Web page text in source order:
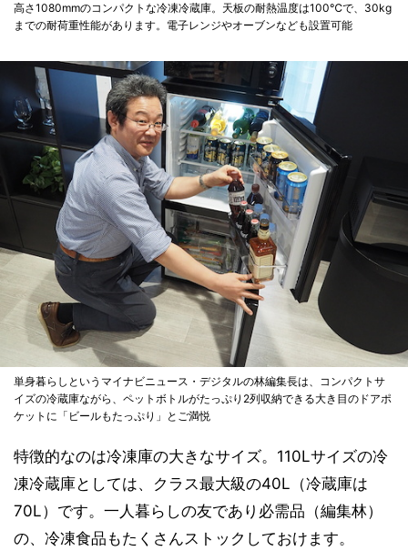
高さ1080mmのコンパクトな冷凍冷蔵庫。天板の耐熱温度は100℃で、30kg
までの耐荷重性能があります。電子レンジやオーブンなども設置可能
単身暮らしというマイナビニュース・デジタルの林編集長は、コンパクトサ
イズの冷蔵庫ながら、ペットボトルがたっぷり2列収納できる大き目のドアポ
ケットに「ビールもたっぷり」とご満悦
特徴的なのは冷凍庫の大きなサイズ。110Lサイズの冷
凍冷蔵庫としては、クラス最大級の40L（冷蔵庫は
70L）です。一人暮らしの友であり必需品（編集林）
の、冷凍食品もたくさんストックしておけます。